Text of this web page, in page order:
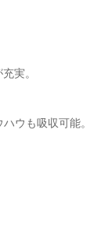
実。
ウも吸収可能。